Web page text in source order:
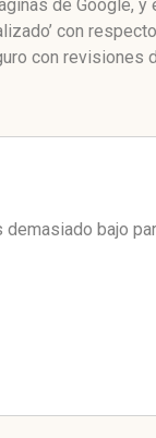
de Google,
con
con revisiones
bajo